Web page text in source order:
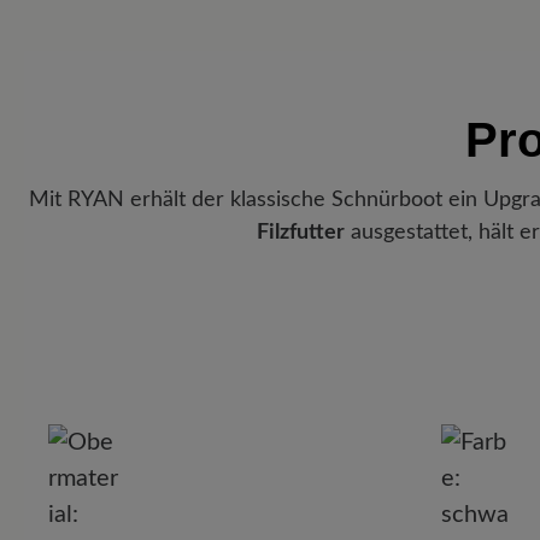
Mit RYAN erhält der klassische Schnürboot ein
Filzfutter ausgestattet, hält